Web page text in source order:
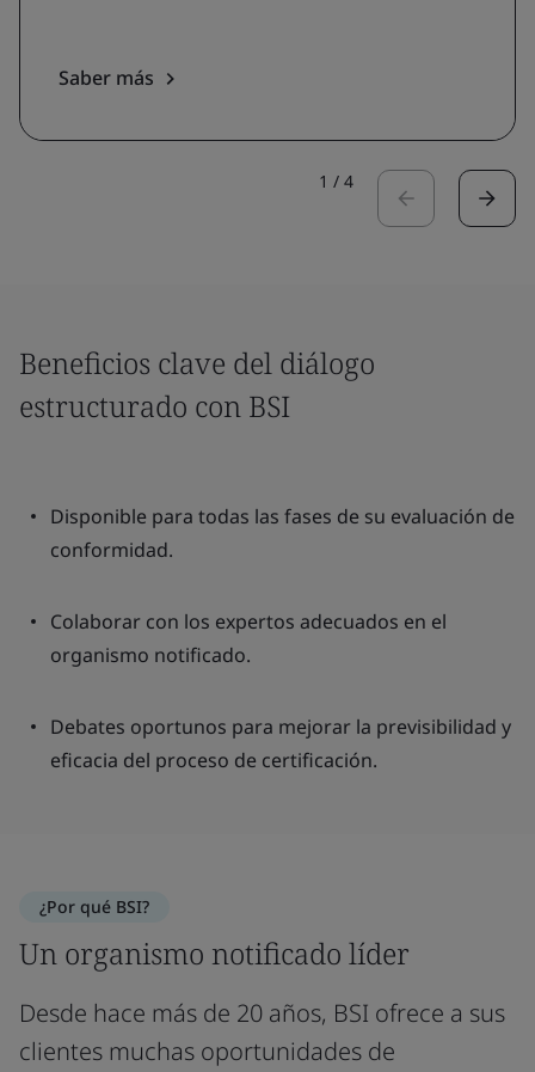
Saber más
1 / 4
Beneficios clave del diálogo
estructurado con BSI
Disponible para todas las fases de su evaluación de
conformidad.
Colaborar con los expertos adecuados en el
organismo notificado.
Debates oportunos para mejorar la previsibilidad y
eficacia del proceso de certificación.
¿Por qué BSI?
Un organismo notificado líder
Desde hace más de 20 años, BSI ofrece a sus
clientes muchas oportunidades de